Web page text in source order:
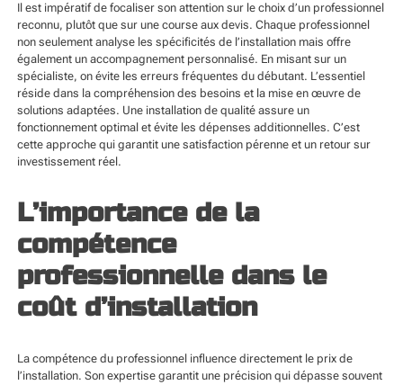
Il est impératif de focaliser son attention sur le choix d’un professionnel
reconnu, plutôt que sur une course aux devis. Chaque professionnel
non seulement analyse les spécificités de l’installation mais offre
également un accompagnement personnalisé. En misant sur un
spécialiste, on évite les erreurs fréquentes du débutant. L’essentiel
réside dans la compréhension des besoins et la mise en œuvre de
solutions adaptées. Une installation de qualité assure un
fonctionnement optimal et évite les dépenses additionnelles. C’est
cette approche qui garantit une satisfaction pérenne et un retour sur
investissement réel.
L’importance de la
compétence
professionnelle dans le
coût d’installation
La compétence du professionnel influence directement le prix de
l’installation. Son expertise garantit une précision qui dépasse souvent